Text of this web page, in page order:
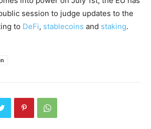
session to judge updates to the
to DeFi, stablecoins and staking.